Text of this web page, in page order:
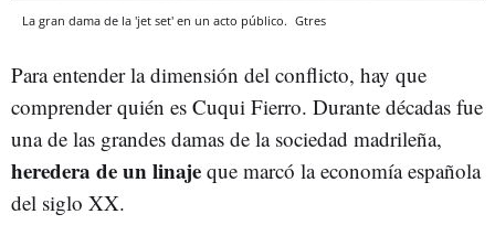
La gran dama de la 'jet set' en un acto público. Gtres
Para entender la dimensión del conflicto, hay que
comprender quién es Cuqui Fierro. Durante décadas fue
una de las grandes damas de la sociedad madrileña,
heredera de un linaje que marcó la economía española
del siglo XX.